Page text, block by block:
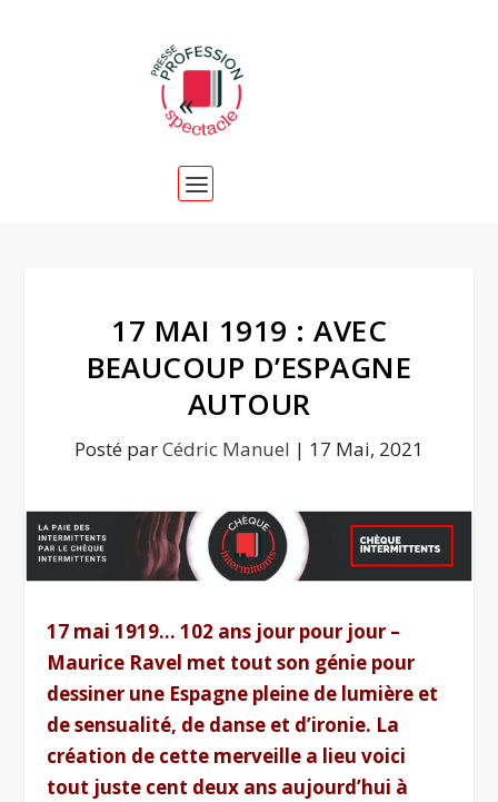
17 MAI 1919 : AVEC
BEAUCOUP D’ESPAGNE
AUTOUR
Posté parCédric Manuel | 17 Mai, 2021
17 mai 1919… 102 ans jour pour jour –
Maurice Ravel met tout son génie pour
dessiner une Espagne pleine de lumière et
de sensualité, de danse et d’ironie. La
création de cette merveille a lieu voici
tout juste cent deux ans aujourd’hui à